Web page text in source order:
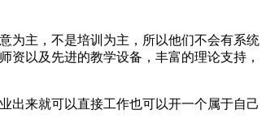
为主，不是培训为主，所以他们不会有系统
以及先进的教学设备，丰富的理论支持，
出来就可以直接工作也可以开一个属于自己